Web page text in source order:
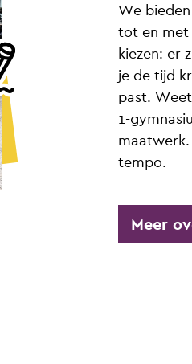
We
tot en met
kiezen: er
je de tijd
past.
1-
tempo.
Meer